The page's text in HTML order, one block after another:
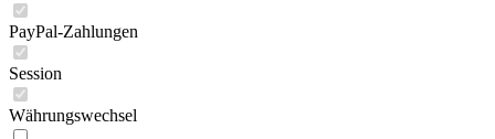
PayPal-Zahlungen
Session
Währungswechsel